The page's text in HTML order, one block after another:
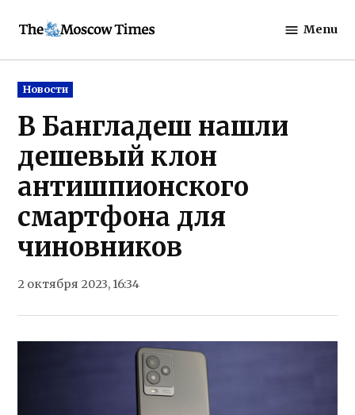
Moscow
Menu
Posted
in
Новости
В Бангладеш нашли
дешевый клон
антишпионского
смартфона для
чиновников
2 октября 2023, 16:34